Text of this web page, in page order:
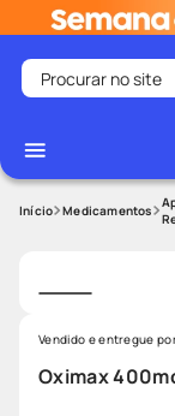
Procurar no site
1
2 º
medley
Medicamentos
Oximax
Vendido e entregue